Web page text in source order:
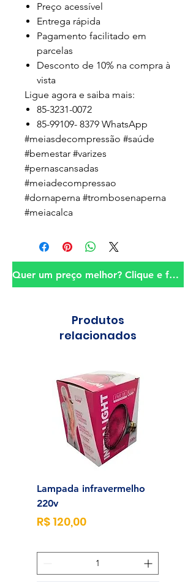
Preço acessível
Entrega rápida
Pagamento facilitado em
parcelas
Desconto de 10% na compra à
vista
Ligue agora e saiba mais:
85-3231-0072
85-99109- 8379 WhatsApp
#meiasdecompressão #saúde
#bemestar #varizes
#pernascansadas
#meiadecompressao
#dornaperna #trombosenaperna
#meiacalca
Quer um preço melhor? Clique e fale conosco!
Produtos
relacionados
Lampada infravermelho
220v
Preço
R$ 120,00